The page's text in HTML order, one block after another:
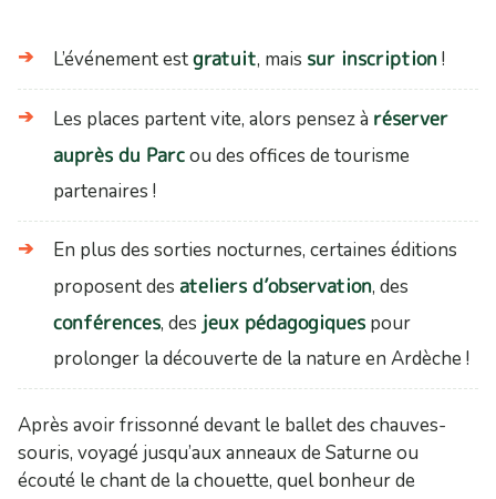
L’événement estgratuit, mais sur inscription!
Les places partent vite, alors pensez à réserver
auprès du Parcou des offices de tourisme
partenaires !
En plus des sorties nocturnes, certaines éditions
proposent des ateliers d’observation, des
conférences, des jeux pédagogiques pour
prolonger la découverte de la nature en Ardèche !
Après avoir frissonné devant le ballet des chauves-
souris, voyagé jusqu’aux anneaux de Saturne ou
écouté le chant de la chouette, quel bonheur de